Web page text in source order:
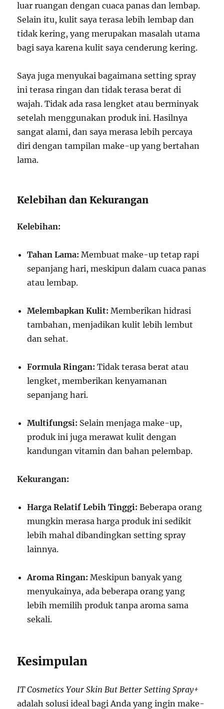
luar ruangan dengan cuaca panas dan lembap.
Selain itu, kulit saya terasa lebih lembap dan
tidak kering, yang merupakan masalah utama
bagi saya karena kulit saya cenderung kering.
Saya juga menyukai bagaimana setting spray
ini terasa ringan dan tidak terasa berat di
wajah. Tidak ada rasa lengket atau berminyak
setelah menggunakan produk ini. Hasilnya
sangat alami, dan saya merasa lebih percaya
diri dengan tampilan make-up yang bertahan
lama.
Kelebihan dan Kekurangan
Kelebihan:
Tahan Lama: Membuat make-up tetap rapi
sepanjang hari, meskipun dalam cuaca panas
atau lembap.
Melembapkan Kulit: Memberikan hidrasi
tambahan, menjadikan kulit lebih lembut
dan sehat.
Formula Ringan: Tidak terasa berat atau
lengket, memberikan kenyamanan
sepanjang hari.
Multifungsi: Selain menjaga make-up,
produk ini juga merawat kulit dengan
kandungan vitamin dan bahan pelembap.
Kekurangan:
Harga Relatif Lebih Tinggi: Beberapa orang
mungkin merasa harga produk ini sedikit
lebih mahal dibandingkan setting spray
lainnya.
Aroma Ringan: Meskipun banyak yang
menyukainya, ada beberapa orang yang
lebih memilih produk tanpa aroma sama
sekali.
Kesimpulan
IT Cosmetics Your Skin But Better Setting Spray+
adalah solusi ideal bagi Anda yang ingin make-